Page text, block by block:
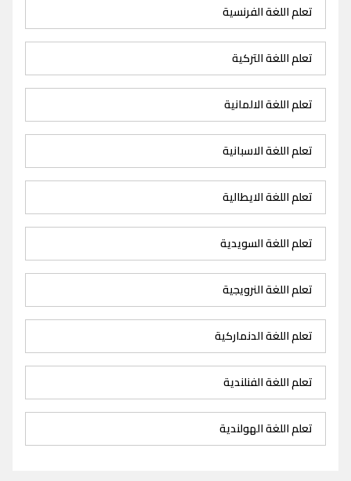
تعلم اللغة الفرنسية
تعلم اللغة التركية
تعلم اللغة الالمانية
تعلم اللغة الاسبانية
تعلم اللغة الايطالية
تعلم اللغة السويدية
تعلم اللغة النرويجية
تعلم اللغة الدنماركية
تعلم اللغة الفنلندية
تعلم اللغة الهولندية